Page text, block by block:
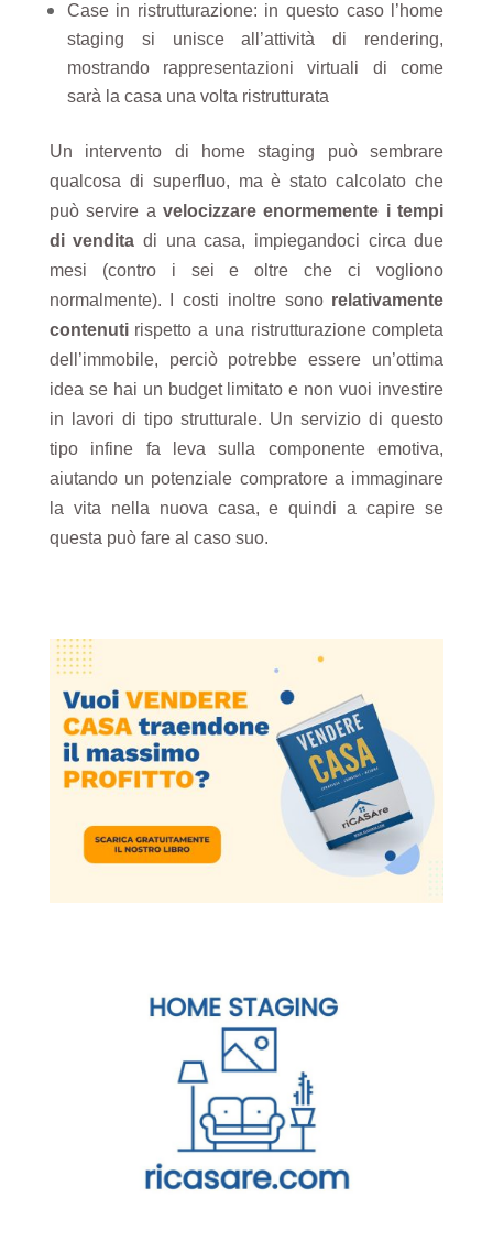
Case in ristrutturazione: in questo caso l’home
staging si unisce all’attività di rendering,
mostrando rappresentazioni virtuali di come
sarà la casa una volta ristrutturata
Un intervento di home staging può sembrare
qualcosa di superfluo, ma è stato calcolato che
può servire a velocizzare enormemente i tempi
di venditadi una casa, impiegandoci circa due
mesi (contro i sei e oltre che ci vogliono
normalmente). I costi inoltre sono relativamente
contenutirispetto a una ristrutturazione completa
dell’immobile, perciò potrebbe essere un’ottima
idea se hai un budget limitato e non vuoi investire
in lavori di tipo strutturale. Un servizio di questo
tipo infine fa leva sulla componente emotiva,
aiutando un potenziale compratore a immaginare
la vita nella nuova casa, e quindi a capire se
questa può fare al caso suo.